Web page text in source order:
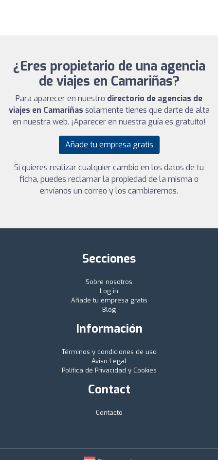
¿Eres propietario de una agencia
de viajes en Camariñas?
Para aparecer en nuestro directorio de agencias de
viajes en Camariñas solamente tienes que darte de alta
en nuestra web. ¡Aparecer en nuestra guía es gratuito!
Añade tu empresa gratis
Si quieres realizar cualquier cambio en los datos de tu
ficha, puedes reclamar la propiedad de la misma o
envíanos un correo y los cambiaremos.
Secciones
Sobre nosotros
Log in
Añade tu empresa gratis
Blog
Información
Términos y condiciones de uso
Aviso Legal
Política de Privacidad y Cookies
Contact
Contacto